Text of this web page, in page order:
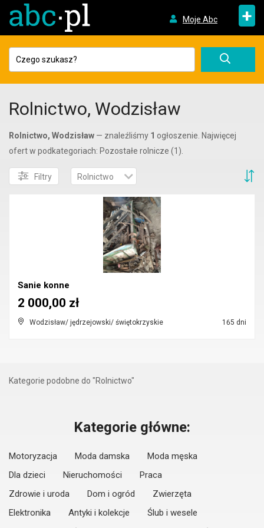
Moje Abc +
Rolnictwo, Wodzisław
Rolnictwo, Wodzisław — znaleźliśmy 1 ogłoszenie. Najwięcej
ofert w podkategoriach: Pozostałe rolnicze (1).
Filtry Rolnictwo
Sanie konne
Wodzisław/ jędrzejowski/ świętokrzyskie 165 dni
2 000,00 zł
Kategorie podobne do "Rolnictwo"
Kategorie główne:
Motoryzacja Moda damska
Moda męska
Dla dzieci
Nieruchomości
Praca
Zdrowie i uroda
Dom i ogród
Zwierzęta
Elektronika
Antyki i kolekcje
Ślub i wesele